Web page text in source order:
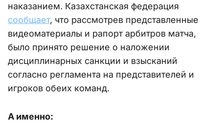
наказанием. Казахстанская федерация
сообщает, что рассмотрев представленные
видеоматериалы и рапорт арбитров матча,
было принято решение о наложении
дисциплинарных санкции и взысканий
согласно регламента на представителей и
игроков обеих команд.
А именно: